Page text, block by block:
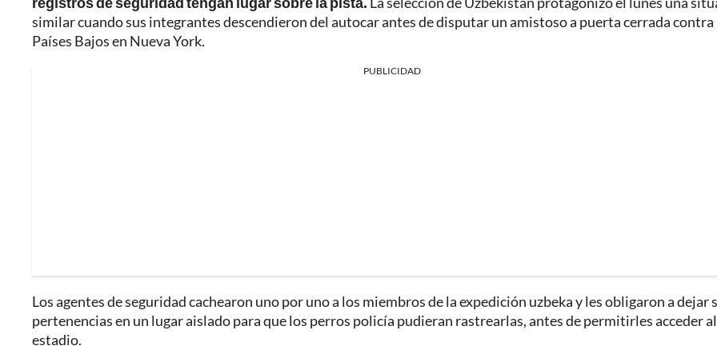
similar cuando sus integrantes descendieron del autocar antes de disputar un amistoso a puerta cerrada contra
Países Bajos en Nueva York.
PUBLICIDAD
Los agentes de seguridad cachearon uno por uno a los miembros de la expedición uzbeka y les obligaron a dejar
pertenencias en un lugar aislado para que los perros policía pudieran rastrearlas, antes de permitirles acceder al
estadio.